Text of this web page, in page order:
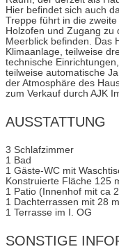
Hier befindet sich auch
Treppe führt in die
Holzofen und Zugang zu
Meerblick befinden. Das
Klimaanlage, teilweise
technische
teilweise automatische
der Atmosphäre des
zum Verkauf durch AJK
AUSSTATTUNG
3 Schlafzimmer
1 Bad
1 Gäste-WC mit
Konstruierte Fläche 125
1 Patio (Innenhof mit ca
1 Dachterrassen mit 28
1 Terrasse im I. OG
SONSTIGE